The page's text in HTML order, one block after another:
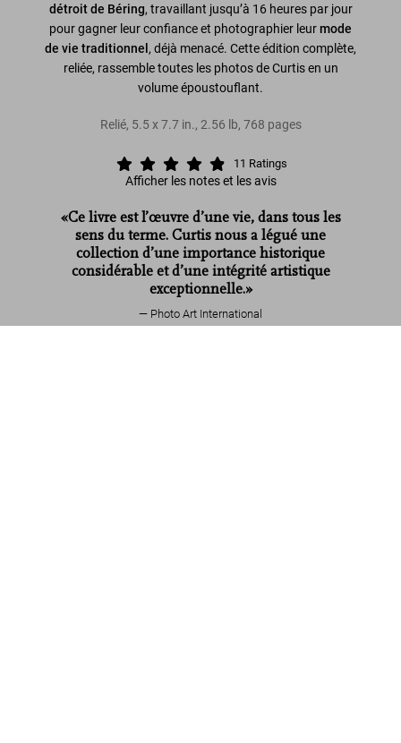
détroit de Béring, travaillant jusqu’à 16 heures par jour
pour gagner leur confiance et photographier leurmode
de vie traditionnel , déjà menacé. Cette édition complète,
reliée, rassemble toutes les photos de Curtis en un
volume époustouflant.
Relié, 5.5x7.7 in., 2.56 lb, 768 pages
11 Ratings
Afficher les notes et les avis
«Ce livre est l’œuvre d’une vie, dans tous les
sens du terme. Curtis nous a légué une
collection d’une importance historique
considérable et d’une intégrité artistique
exceptionnelle.»
Photo Art International